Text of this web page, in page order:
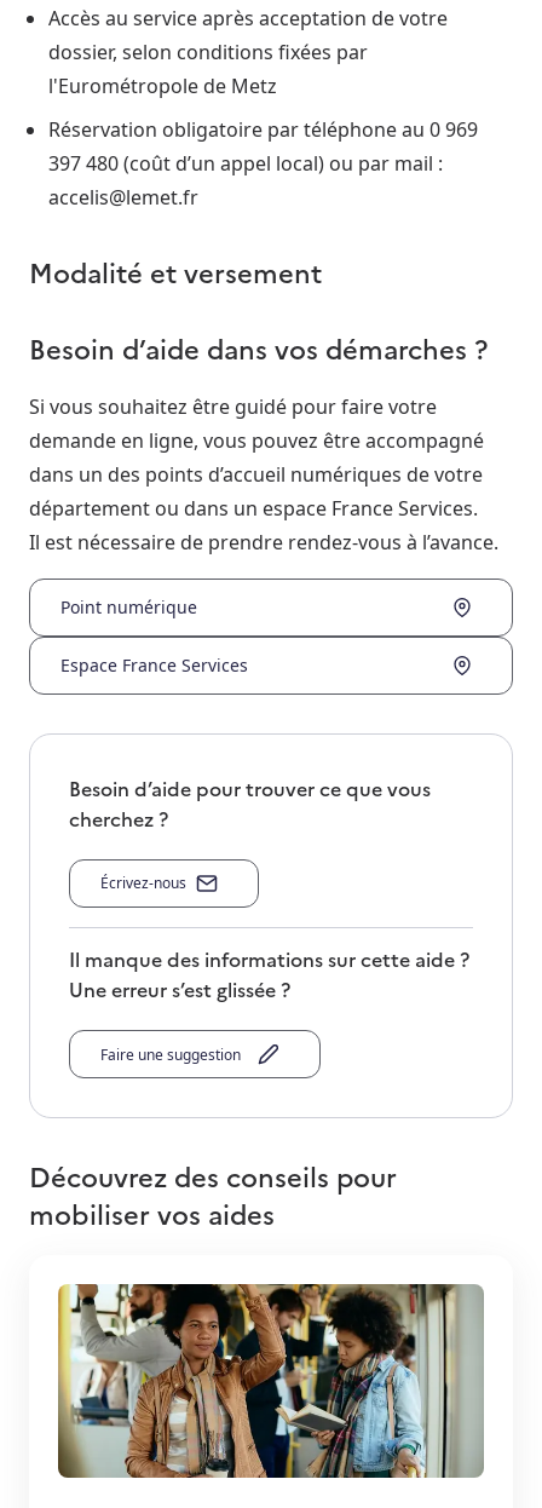
Accès au service après acceptation de votre
dossier, selon conditions fixées par
l'Eurométropole de Metz
Réservation obligatoire par téléphone au 0 969
397 480 (coût d’un appel local) ou par mail :
accelis@lemet.fr
Modalité et versement
Besoin d’aide dans vos démarches ?
Si vous souhaitez être guidé pour faire votre
demande en ligne, vous pouvez être accompagné
dans un des points d’accueil numériques de votre
département ou dans un espace France Services.
Il est nécessaire de prendre rendez-vous à l’avance.
Point numérique
Espace France Services
Besoin d’aide pour trouver ce que vous
cherchez ?
Écrivez-nous
Il manque des informations sur cette aide ?
Une erreur s’est glissée ?
Faire une suggestion
Découvrez des conseils pour
mobiliser vos aides